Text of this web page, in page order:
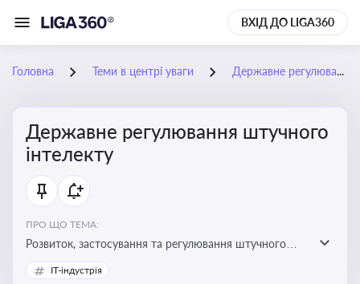
ВХІД ДО LIGA360
Головна Теми в центрі уваги Державне регулювання штучного інтелекту
Державне регулювання штучного
інтелекту
ПРО ЩО ТЕМА:
Розвиток, застосування та регулювання штучного
інтелекту в різних сферах — від управління бізнесом
IT-індустрія